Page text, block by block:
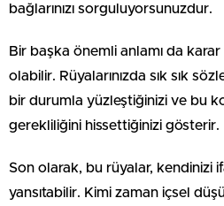
bağlarınızı sorguluyorsunuzdur.
Bir başka önemli anlamı da
olabilir. Rüyalarınızda sık sık
bir durumla yüzleştiğinizi ve bu
gerekliliğini hissettiğinizi gösterir.
Son olarak, bu rüyalar, kendinizi
yansıtabilir. Kimi zaman içsel